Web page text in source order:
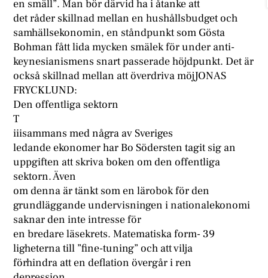
en smäll”. Man bör därvid ha i åtanke att
det råder skillnad mellan en hushållsbudget och
samhällsekonomin, en ståndpunkt som Gösta
Bohman fått lida mycken smälek för under anti-
keynesianismens snart passerade höjdpunkt. Det är
också skillnad mellan att överdriva möjJONAS
FRYCKLUND:
Den offentliga sektorn
T
iiisammans med några av Sveriges
ledande ekonomer har Bo Södersten tagit sig an
uppgiften att skriva boken om den offentliga
sektorn. Även
om denna är tänkt som en lärobok för den
grundläggande undervisningen i nationalekonomi
saknar den inte intresse för
en bredare läsekrets. Matematiska form- 39
ligheterna till ”fine-tuning” och att vilja
förhindra att en deflation övergår i ren